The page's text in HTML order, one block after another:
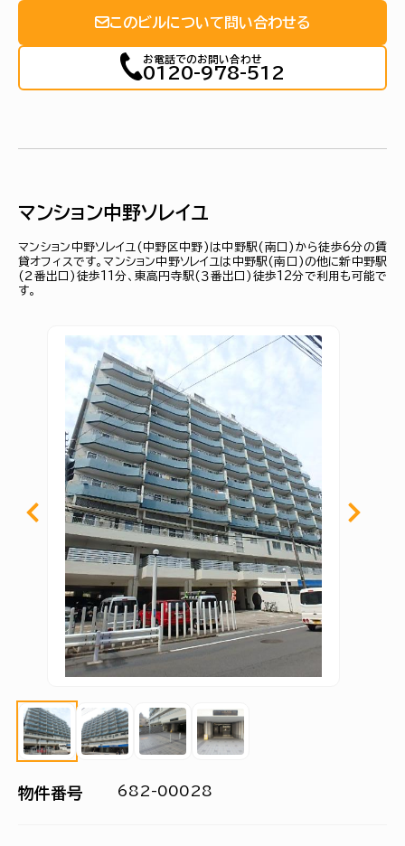
このビルについて問い合わせる
お電話でのお問い合わせ
0120-978-512
マンション中野ソレイユ
マンション中野ソレイユ(中野区中野)は中野駅(南口)から徒歩6分の賃
貸オフィスです。マンション中野ソレイユは中野駅(南口)の他に新中野駅
(２番出口)徒歩11分、東高円寺駅(３番出口)徒歩12分で利用も可能で
す。
物件番号 682-00028